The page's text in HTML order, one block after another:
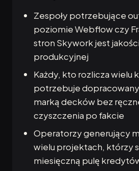
Zespoły potrzebujące
poziomie Webflow czy
stron Skywork jest
produkcyjnej
Każdy, kto rozlicza wielu
potrzebuje
marką decków bez
czyszczenia po fakcie
Operatorzy generujący
wielu projektach, którzy
miesięczną pulę